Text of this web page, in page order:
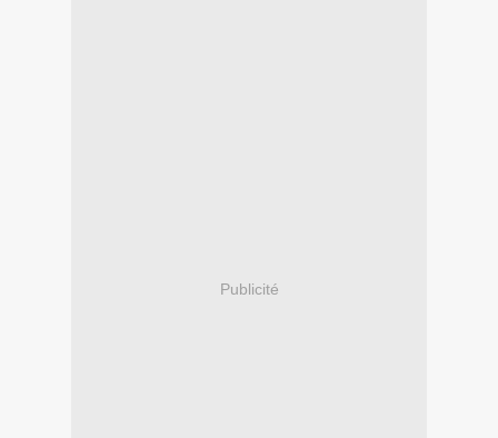
Publicité